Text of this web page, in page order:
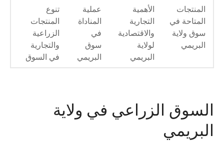
المنتجات
المتاحة في
سوق ولاية
البريمي
الأهمية
التجارية
والاقتصادية
لولاية
البريمي
عملية
المناداة
في
سوق
البريمي
تنوع
المنتجات
الزراعية
والتجارية
في السوق
السوق الزراعي في ولاية
البريمي